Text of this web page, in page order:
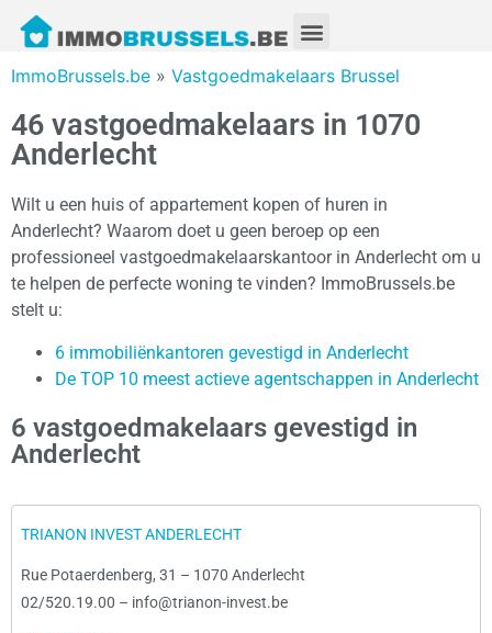
ImmoBrussels.be » Vastgoedmakelaars Brussel
46 vastgoedmakelaars in 1070
Anderlecht
Wilt u een huis of appartement kopen of huren in
Anderlecht? Waarom doet u geen beroep op een
professioneel vastgoedmakelaarskantoor in Anderlecht om u
te helpen de perfecte woning te vinden? ImmoBrussels.be
stelt u:
6 immobiliënkantoren gevestigd in Anderlecht
De TOP 10 meest actieve agentschappen in Anderlecht
6 vastgoedmakelaars gevestigd in
Anderlecht
TRIANON INVEST ANDERLECHT
Rue Potaerdenberg, 31 – 1070 Anderlecht
02/520.19.00 – info@trianon-invest.be